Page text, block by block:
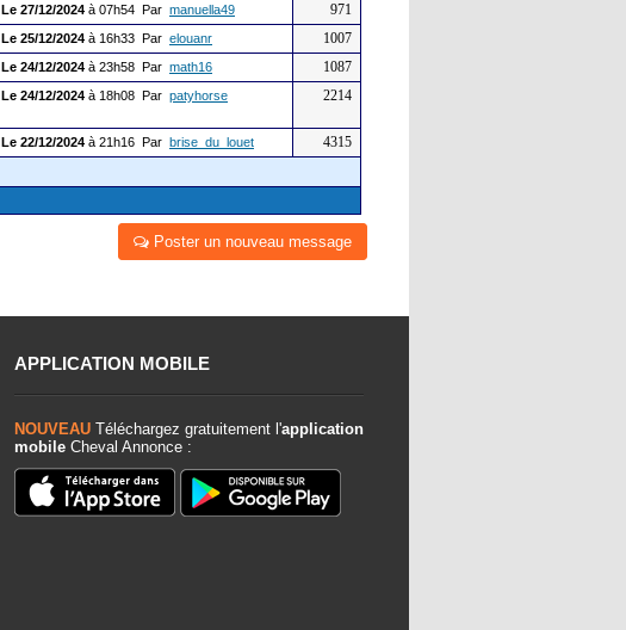
Le 27/12/2024 à 07h54 Par manuella49 971
Le 25/12/2024 à 16h33 Par elouanr 1007
Le 24/12/2024 à 23h58 Par math16 1087
Le 24/12/2024 à 18h08 Par patyhorse 2214
Le 22/12/2024 à 21h16 Par brise_du_louet
4315
Poster un nouveau message
APPLICATION MOBILE
NOUVEAU Téléchargez gratuitement l'application
mobile Cheval Annonce :